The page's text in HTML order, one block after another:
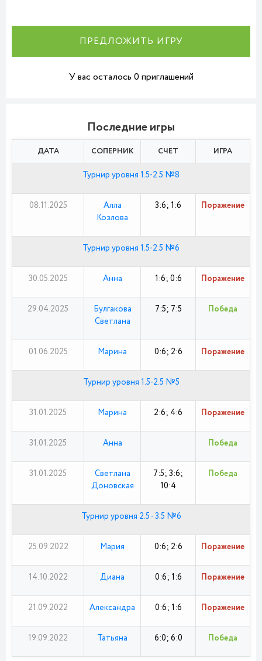
ПРЕДЛОЖИТЬ ИГРУ
У вас осталось 0 приглашений
Последние игры
ДАТА СОПЕРНИК СЧЕТ ИГРА
Турнир уровня 1.5-2.5 №8
08.11.2025
Алла
Козлова
3:6; 1:6 Поражение
Турнир уровня 1.5-2.5 №6
30.05.2025 Анна 1:6; 0:6 Поражение
29.04.2025
Булгакова
Светлана
7:5; 7:5 Победа
01.06.2025 Марина 0:6; 2:6 Поражение
Турнир уровня 1.5-2.5 №5
31.01.2025 Марина 2:6; 4:6 Поражение
31.01.2025 Анна Победа
31.01.2025
Светлана
Доновская
7:5; 3:6;
10:4
Победа
Турнир уровня 2.5 - 3.5 №6
25.09.2022 Мария 0:6; 2:6 Поражение
14.10.2022 Диана 0:6; 1:6 Поражение
21.09.2022 Александра 0:6; 1:6 Поражение
19.09.2022 Татьяна 6:0; 6:0 Победа